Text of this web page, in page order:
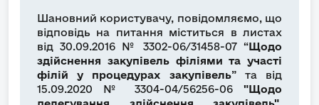
Шановний користувачу, повідомляємо, що
відповідь на питання міститься в листах
від 30.09.2016 № 3302-06/31458-07 “Щодо
здійснення закупівель філіями та участі
філій у процедурах закупівель” та від
15.09.2020 № 3304-04/56256-06 "Щодо